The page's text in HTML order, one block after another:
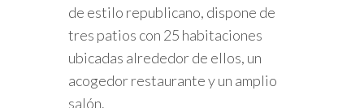
de estilo republicano, dispone de
tres patios con 25 habitaciones
ubicadas alrededor de ellos, un
acogedor restaurante y un amplio
salón.